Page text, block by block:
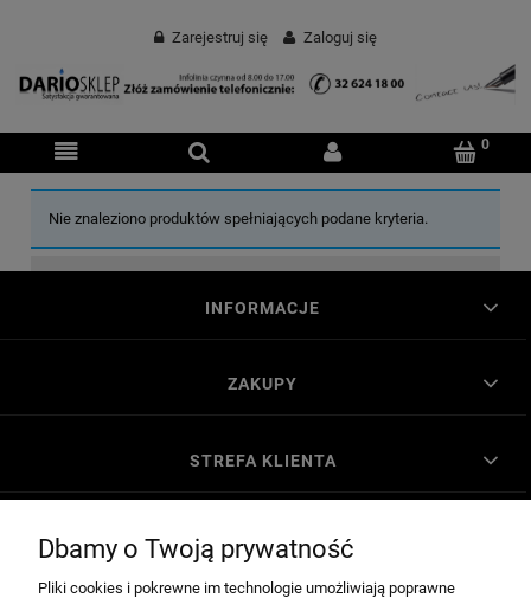
Zarejestruj się Zaloguj się
Nie znaleziono produktów spełniających podane kryteria.
INFORMACJE
ZAKUPY
STREFA KLIENTA
KONTAKT
Dbamy o Twoją prywatność
Pliki cookies i pokrewne im technologie umożliwiają poprawne